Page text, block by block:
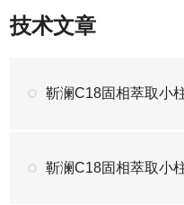
技术文章
靳澜C18固相萃取小柱
靳澜C18固相萃取小柱在